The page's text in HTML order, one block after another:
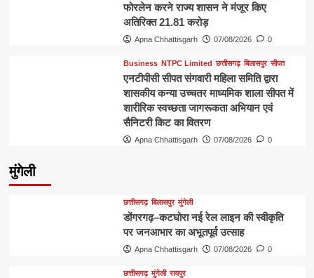
फोरलेन करने राज्य शासन ने मंजूर किए
अतिरिक्त 21.81 करोड़
Apna Chhattisgarh 07/08/2026 0
Business NTPC Limited छत्तीसगढ़ बिलासपुर सीपत
एनटीपीसी सीपत संगवारी महिला समिति द्वारा
शासकीय कन्या उच्चतर माध्यमिक शाला सीपत में
शारीरिक स्वच्छता जागरूकता अभियान एवं
सैनिटरी किट का वितरण
Apna Chhattisgarh 07/08/2026 0
मुंगेली
छत्तीसगढ़ बिलासपुर मुंगेली
डोंगरगढ़–कटघोरा नई रेल लाइन की स्वीकृति
पर जनआभार का अभूतपूर्व उत्साह
Apna Chhattisgarh 07/08/2026 0
छत्तीसगढ़ मुंगेली रायपुर